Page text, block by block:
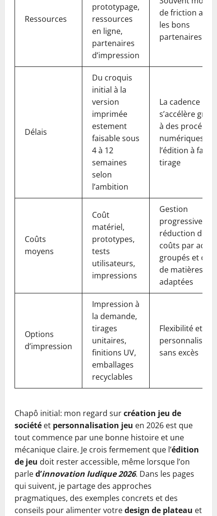
Ressources
prototypage,
ressources
en ligne,
partenaires
d’impression
de friction avec
les bons
partenaires
Délais
Du croquis
initial à la
version
imprimée
estement
faisable sous
4 à 12
semaines
selon
l’ambition
La cadence
s’accélère grâce
à des procédés
numériques et
l’édition à faible
tirage
Coûts
moyens
Coût
matériel,
prototypes,
tests
utilisateurs,
impressions
Gestion
progressive,
réduction des
coûts par
groupés et
de matières
adaptées
Options
d’impression
Impression à
la demande,
tirages
unitaires,
finitions UV,
emballages
recyclables
Flexibilité et
sans excès
Chapô initial: mon regard surcréation jeu de
société et personnalisation jeu en 2026 est que
tout commence par une bonne histoire et une
mécanique claire. Je crois fermement que l’édition
de jeu doit rester accessible, même lorsque l’on
parled’innovation ludique 2026. Dans les pages
qui suivent, je partage des approches
pragmatiques, des exemples concrets et des
conseils pour alimenter votredesign de plateau et